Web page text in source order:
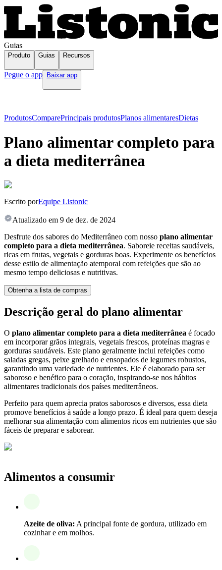
Guias
Produto Guias Recursos
Pegue o app Baixar app
ProdutosComparePrincipais produtosPlanos alimentaresDietas
Plano alimentar completo para
a dieta mediterrânea
Escrito porEquipe Listonic
Atualizado em 9 de dez. de 2024
Desfrute dos sabores do Mediterrâneo com nosso plano alimentar
completo para a dieta mediterrânea. Saboreie receitas saudáveis,
ricas em frutas, vegetais e gorduras boas. Experimente os benefícios
desse estilo de alimentação atemporal com refeições que são ao
mesmo tempo deliciosas e nutritivas.
Obtenha a lista de compras
Descrição geral do plano alimentar
O plano alimentar completo para a dieta mediterrânea é focado
em incorporar grãos integrais, vegetais frescos, proteínas magras e
gorduras saudáveis. Este plano geralmente inclui refeições como
saladas gregas, peixe grelhado e ensopados de legumes robustos,
garantindo uma variedade de nutrientes. Ele é elaborado para ser
saboroso e benéfico para o coração, inspirando-se nos hábitos
alimentares tradicionais dos países mediterrâneos.
Perfeito para quem aprecia pratos saborosos e diversos, essa dieta
promove benefícios à saúde a longo prazo. É ideal para quem deseja
melhorar sua alimentação com alimentos ricos em nutrientes que são
fáceis de preparar e saborear.
Alimentos a consumir
Azeite de oliva: A principal fonte de gordura, utilizado em
cozinhar e em molhos.